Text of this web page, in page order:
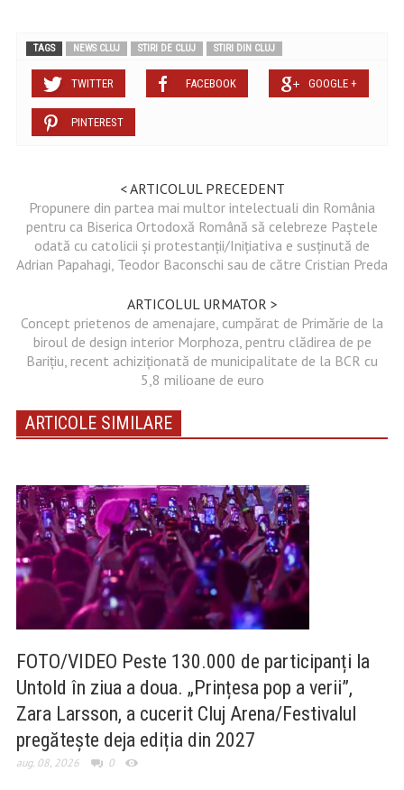
TAGS NEWS CLUJ STIRI DE CLUJ STIRI DIN CLUJ
TWITTER FACEBOOK GOOGLE +
PINTEREST
< ARTICOLUL PRECEDENT
Propunere din partea mai multor intelectuali din România
pentru ca Biserica Ortodoxă Română să celebreze Paștele
odată cu catolicii și protestanții/Inițiativa e susținută de
Adrian Papahagi, Teodor Baconschi sau de către Cristian Preda
ARTICOLUL URMATOR >
Concept prietenos de amenajare, cumpărat de Primărie de la
biroul de design interior Morphoza, pentru clădirea de pe
Barițiu, recent achiziționată de municipalitate de la BCR cu
5,8 milioane de euro
ARTICOLE SIMILARE
FOTO/VIDEO Peste 130.000 de participanți la
Untold în ziua a doua. „Prințesa pop a verii”,
Zara Larsson, a cucerit Cluj Arena/Festivalul
pregătește deja ediția din 2027
aug. 08, 2026 0